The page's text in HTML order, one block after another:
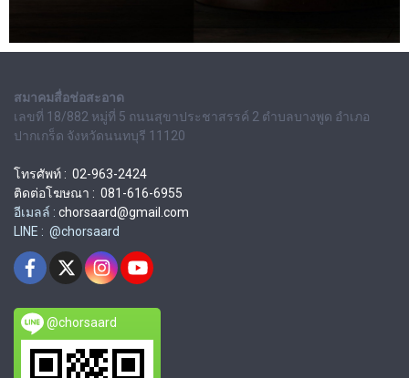
สมาคมสื่อช่อสะอาด
เลขที่ 18/882 หมู่ที่ 5 ถนนสุขาประชาสรรค์ 2 ตำบลบางพูด อำเภอ
ปากเกร็ด จังหวัดนนทบุรี 11120
โทรศัพท์ : 02-963-2424
ติดต่อโฆษณา : 081-616-6955
อีเมลล์ : chorsaard@gmail.com
LINE : @chorsaard
@chorsaard